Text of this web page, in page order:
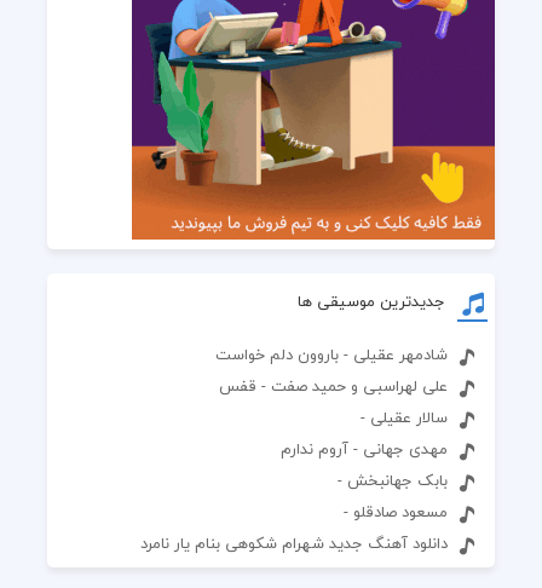
جدیدترین موسیقی ها
شادمهر عقیلی - باروون دلم خواست
علی لهراسبی و حمید صفت - قفس
سالار عقیلی -
مهدی جهانی - آروم ندارم
بابک جهانبخش -
مسعود صادقلو -
دانلود آهنگ جدید شهرام شکوهی بنام یار نامرد